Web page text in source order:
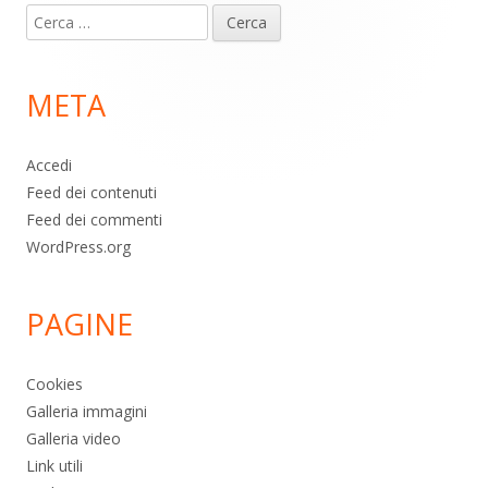
piè
pagina
Ricerca
per:
META
Accedi
Feed dei contenuti
Feed dei commenti
WordPress.org
PAGINE
Cookies
Galleria immagini
Galleria video
Link utili